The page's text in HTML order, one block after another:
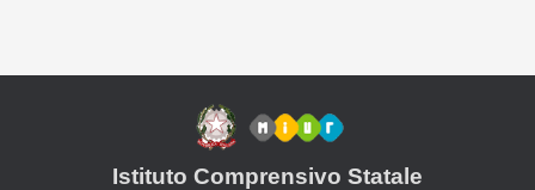
Istituto Comprensivo Statale